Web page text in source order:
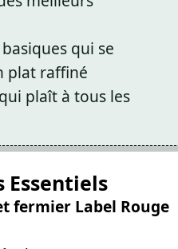
qui se
plat raffiné
plaît à tous les
Essentiels
fermier Label Rouge